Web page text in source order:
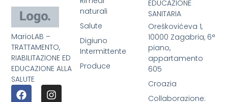
MarioLAB –
TRATTAMENTO,
RIABILITAZIONE ED
EDUCAZIONE ALLA
SALUTE
naturali
Salute
Digiuno
Intermittente
Produce
EDUCAZIONE
SANITARIA
Oreškovićeva 1,
10000 Zagabria, 6°
piano,
appartamento
605
Croazia
Collaborazione: